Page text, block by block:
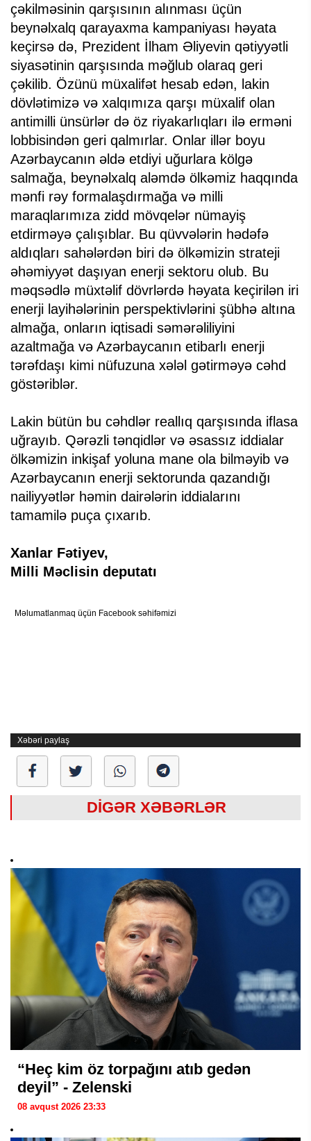
çəkilməsinin qarşısının alınması üçün
beynəlxalq qarayaxma kampaniyası həyata
keçirsə də, Prezident İlham Əliyevin qətiyyətli
siyasətinin qarşısında məğlub olaraq geri
çəkilib. Özünü müxalifət hesab edən, lakin
dövlətimizə və xalqımıza qarşı müxalif olan
antimilli ünsürlər də öz riyakarlıqları ilə erməni
lobbisindən geri qalmırlar. Onlar illər boyu
Azərbaycanın əldə etdiyi uğurlara kölgə
salmağa, beynəlxalq aləmdə ölkəmiz haqqında
mənfi rəy formalaşdırmağa və milli
maraqlarımıza zidd mövqelər nümayiş
etdirməyə çalışıblar. Bu qüvvələrin hədəfə
aldıqları sahələrdən biri də ölkəmizin strateji
əhəmiyyət daşıyan enerji sektoru olub. Bu
məqsədlə müxtəlif dövrlərdə həyata keçirilən iri
enerji layihələrinin perspektivlərini şübhə altına
almağa, onların iqtisadi səmərəliliyini
azaltmağa və Azərbaycanın etibarlı enerji
tərəfdaşı kimi nüfuzuna xələl gətirməyə cəhd
göstəriblər.
Lakin bütün bu cəhdlər reallıq qarşısında iflasa
uğrayıb. Qərəzli tənqidlər və əsassız iddialar
ölkəmizin inkişaf yoluna mane ola bilməyib və
Azərbaycanın enerji sektorunda qazandığı
nailiyyətlər həmin dairələrin iddialarını
tamamilə puça çıxarıb.
Xanlar Fətiyev,
Milli Məclisin deputatı
Məlumatlanmaq üçün Facebook səhifəmizi
Xəbəri paylaş
DİGƏR XƏBƏRLƏR
“Heç kim öz torpağını atıb gedən
deyil” - Zelenski
08 avqust 2026 23:33